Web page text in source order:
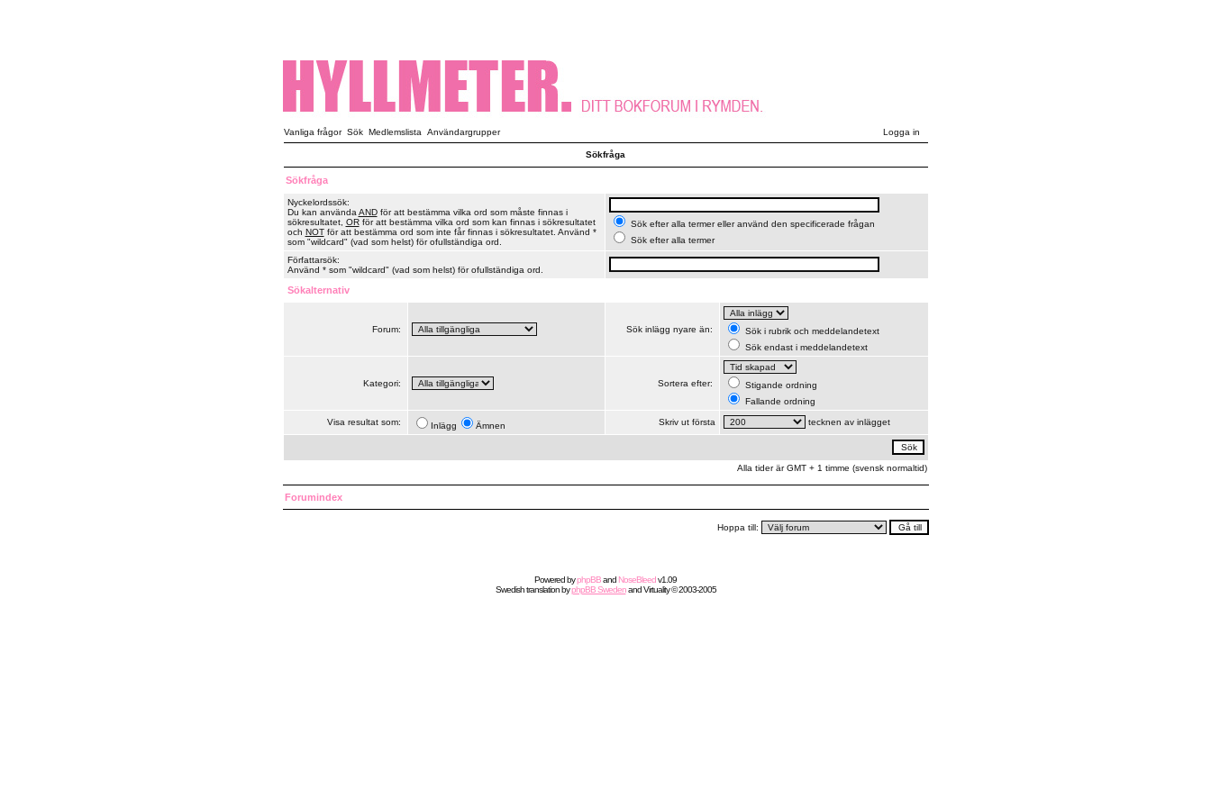
Vanliga frågor Sök Medlemslista Användargrupper Logga in
Sökfråga
Sökfråga
Nyckelordssök:
Du kan använda ANDför att bestämma vilka ord som måste finnas i
sökresultatet, ORför att bestämma vilka ord som kan finnas i sökresultatet
och NOTför att bestämma ord som inte får finnas i sökresultatet. Använd *
som "wildcard" (vad som helst) för ofullständiga ord.
Sök efter alla termer eller använd den specificerade frågan
Sök efter alla termer
Författarsök:
Använd * som "wildcard" (vad som helst) för ofullständiga ord.
Sökalternativ
Forum: Sök inlägg nyare än:
Sök i rubrik och meddelandetext
Sök endast i meddelandetext
Kategori: Sortera efter:
Stigande ordning
Fallande ordning
Visa resultat som: Inlägg Ämnen Skriv ut första tecknen av inlägget
Alla tider är GMT + 1 timme (svensk normaltid)
Forumindex
Hoppa till:
Powered byphpBBand NoseBleedv1.09
Swedishtranslation byphpBB SwedenandVirtuality© 2003-2005